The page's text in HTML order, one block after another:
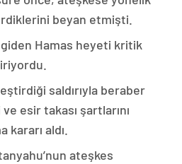
beyan etmişti.
giden Hamas heyeti kritik
saldırıyla beraber
esir takası şartlarını
aldı.
ateşkes